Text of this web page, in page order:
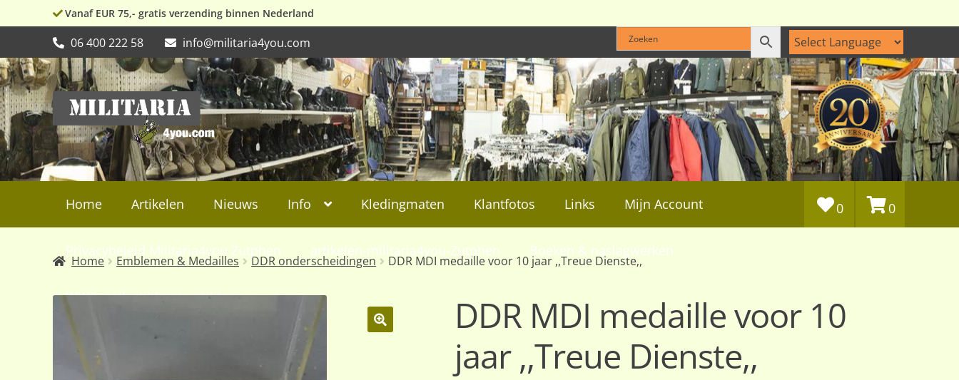
Vanaf EUR 75,- gratis verzending binnen Nederland
06 400 222 58 info@militaria4you.com
Ga
door
naar
navigatie
Ga
naar
de
inhoud
Home Artikelen Nieuws Info Kledingmaten Klantfotos Links Mijn Account
Privacybeleid Militaria4you Zutphen artikelen-militaria4you-Zutphen Boeken & naslagwerken
WW2, collectibles en militaria
0 0
Home Emblemen & Medailles DDR onderscheidingen DDR MDI medaille voor 10 jaar ,,Treue Dienste,,
DDR MDI medaille voor 10
jaar ,,Treue Dienste,,